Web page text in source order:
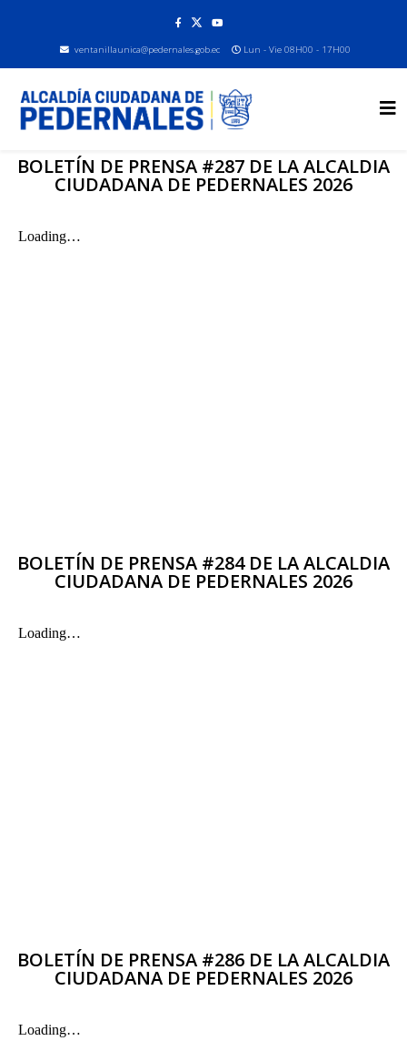
ventanillaunica@pedernales.gob.ec Lun - Vie 08H00 - 17H00
BOLETÍN DE PRENSA #287 DE LA ALCALDIA
CIUDADANA DE PEDERNALES 2026
BOLETÍN DE PRENSA #284 DE LA ALCALDIA
CIUDADANA DE PEDERNALES 2026
BOLETÍN DE PRENSA #286 DE LA ALCALDIA
CIUDADANA DE PEDERNALES 2026